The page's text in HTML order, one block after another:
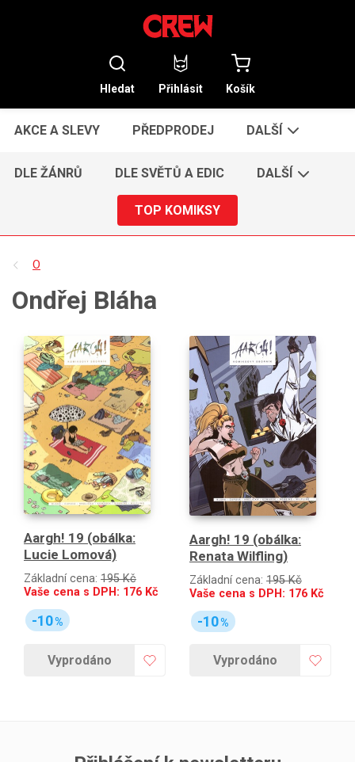
Hledat Přihlásit Košík
AKCE A SLEVY PŘEDPRODEJ DALŠÍ
DLE ŽÁNRŮ DLE SVĚTŮ A EDIC DALŠÍ
TOP KOMIKSY
O
Ondřej Bláha
Aargh! 19 (obálka:
Lucie Lomová)
Základní cena: 195 Kč
Vaše cena s DPH: 176 Kč
-10%
Vyprodáno
Aargh! 19 (obálka:
Renata Wilfling)
Základní cena: 195 Kč
Vaše cena s DPH: 176 Kč
-10%
Vyprodáno